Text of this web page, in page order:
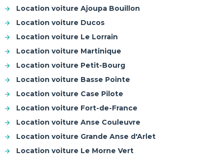
Location voiture Ajoupa Bouillon
Location voiture Ducos
Location voiture Le Lorrain
Location voiture Martinique
Location voiture Petit-Bourg
Location voiture Basse Pointe
Location voiture Case Pilote
Location voiture Fort-de-France
Location voiture Anse Couleuvre
Location voiture Grande Anse d'Arlet
Location voiture Le Morne Vert